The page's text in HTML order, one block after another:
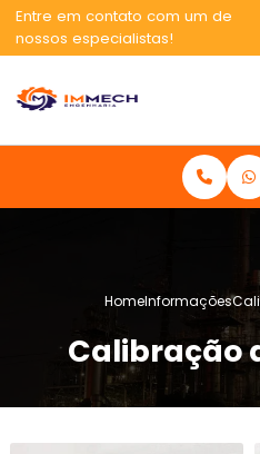
Entre em contato com um de
nossos especialistas!
HomeInformações
Calibração